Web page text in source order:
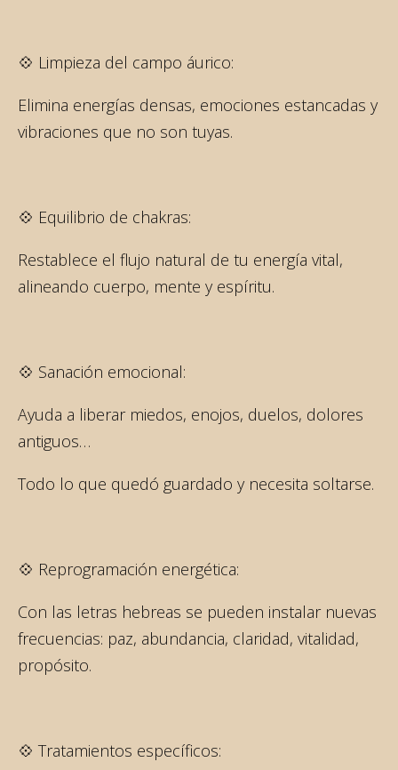
💠 Limpieza del campo áurico:
Elimina energías densas, emociones estancadas y
vibraciones que no son tuyas.
💠 Equilibrio de chakras:
Restablece el flujo natural de tu energía vital,
alineando cuerpo, mente y espíritu.
💠 Sanación emocional:
Ayuda a liberar miedos, enojos, duelos, dolores
antiguos…
Todo lo que quedó guardado y necesita soltarse.
💠 Reprogramación energética:
Con las letras hebreas se pueden instalar nuevas
frecuencias: paz, abundancia, claridad, vitalidad,
propósito.
💠 Tratamientos específicos: